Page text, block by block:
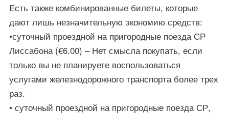
Есть также комбинированные билеты, которые
дают лишь незначительную экономию средств:
•суточный проездной на пригородные поезда СР
Лиссабона (€6.00) – Нет смысла покупать, если
только вы не планируете воспользоваться
услугами железнодорожного транспорта более трех
раз.
• суточный проездной на пригородные поезда СР,